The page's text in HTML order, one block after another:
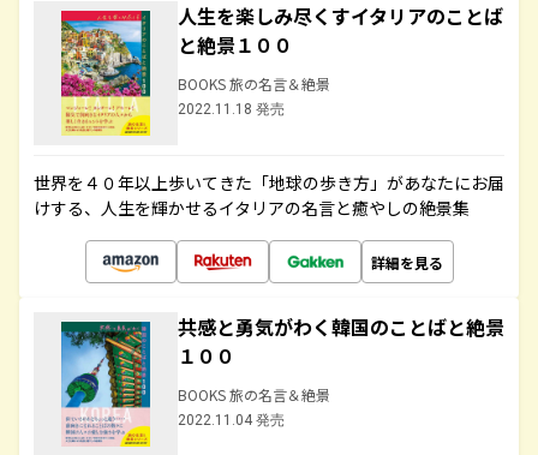
人生を楽しみ尽くすイタリアのことば
と絶景１００
BOOKS 旅の名言＆絶景
2022.11.18 発売
世界を４０年以上歩いてきた「地球の歩き方」があなたにお届
けする、人生を輝かせるイタリアの名言と癒やしの絶景集
詳細を見る
共感と勇気がわく韓国のことばと絶景
１００
BOOKS 旅の名言＆絶景
2022.11.04 発売